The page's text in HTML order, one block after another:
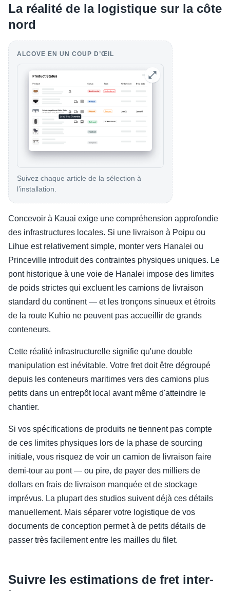
La réalité de la logistique sur la côte
nord
ALCOVE EN UN COUP D’ŒIL
Suivez chaque article de la sélection à
l’installation.
Concevoir à Kauai exige une compréhension approfondie
des infrastructures locales. Si une livraison à Poipu ou
Lihue est relativement simple, monter vers Hanalei ou
Princeville introduit des contraintes physiques uniques. Le
pont historique à une voie de Hanalei impose des limites
de poids strictes qui excluent les camions de livraison
standard du continent — et les tronçons sinueux et étroits
de la route Kuhio ne peuvent pas accueillir de grands
conteneurs.
Cette réalité infrastructurelle signifie qu'une double
manipulation est inévitable. Votre fret doit être dégroupé
depuis les conteneurs maritimes vers des camions plus
petits dans un entrepôt local avant même d'atteindre le
chantier.
Si vos spécifications de produits ne tiennent pas compte
de ces limites physiques lors de la phase de sourcing
initiale, vous risquez de voir un camion de livraison faire
demi-tour au pont — ou pire, de payer des milliers de
dollars en frais de livraison manquée et de stockage
imprévus. La plupart des studios suivent déjà ces détails
manuellement. Mais séparer votre logistique de vos
documents de conception permet à de petits détails de
passer très facilement entre les mailles du filet.
Suivre les estimations de fret inter-